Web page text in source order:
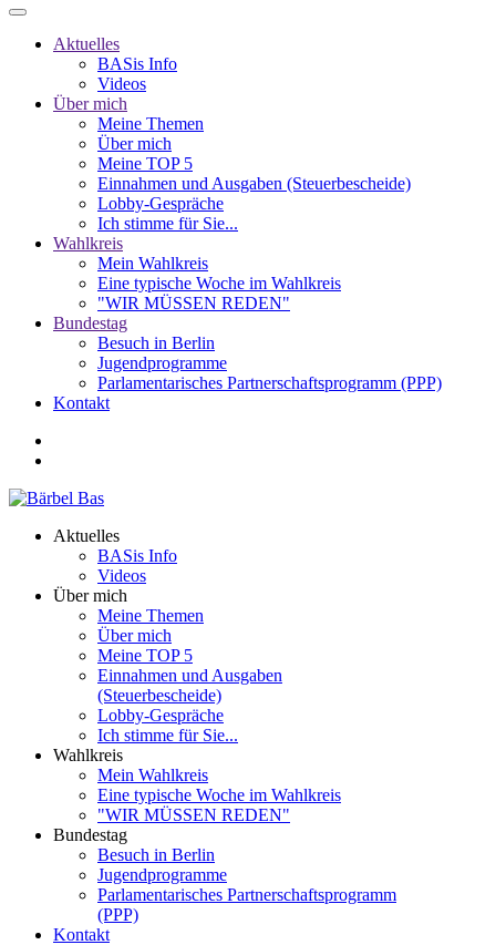
Aktuelles
BASis Info
Videos
Über mich
Meine Themen
Über mich
Meine TOP 5
Einnahmen und Ausgaben (Steuerbescheide)
Lobby-Gespräche
Ich stimme für Sie...
Wahlkreis
Mein Wahlkreis
Eine typische Woche im Wahlkreis
"WIR MÜSSEN REDEN"
Bundestag
Besuch in Berlin
Jugendprogramme
Parlamentarisches Partnerschaftsprogramm (PPP)
Kontakt
Aktuelles
BASis Info
Videos
Über mich
Meine Themen
Über mich
Meine TOP 5
Einnahmen und Ausgaben
(Steuerbescheide)
Lobby-Gespräche
Ich stimme für Sie...
Wahlkreis
Mein Wahlkreis
Eine typische Woche im Wahlkreis
"WIR MÜSSEN REDEN"
Bundestag
Besuch in Berlin
Jugendprogramme
Parlamentarisches Partnerschaftsprogramm
(PPP)
Kontakt